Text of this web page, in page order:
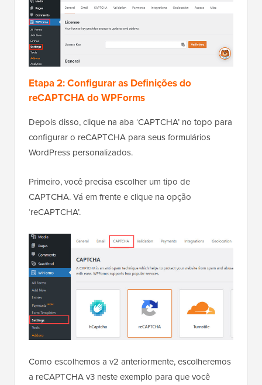
Etapa 2: Configurar as Definições do
reCAPTCHA do WPForms
Depois disso, clique na aba ‘CAPTCHA’ no topo para
configurar o reCAPTCHA para seus formulários
WordPress personalizados.
Primeiro, você precisa escolher um tipo de
CAPTCHA. Vá em frente e clique na opção
‘reCAPTCHA’.
Como escolhemos a v2 anteriormente, escolheremos
a reCAPTCHA v3 neste exemplo para que você